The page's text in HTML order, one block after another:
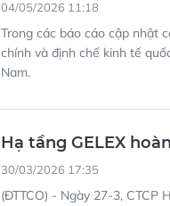
04/05/2026 11:18
Trong các báo cáo cập nhật
chính và định chế kinh tế
Nam.
Hạ tầng GELEX
30/03/2026 17:35
(ĐTTCO) - Ngày 27-3, CTCP